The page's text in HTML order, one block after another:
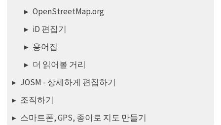
OpenStreetMap.org
iD 편집기
용어집
더 읽어볼 거리
JOSM - 상세하게 편집하기
조직하기
스마트폰, GPS, 종이로 지도 만들기